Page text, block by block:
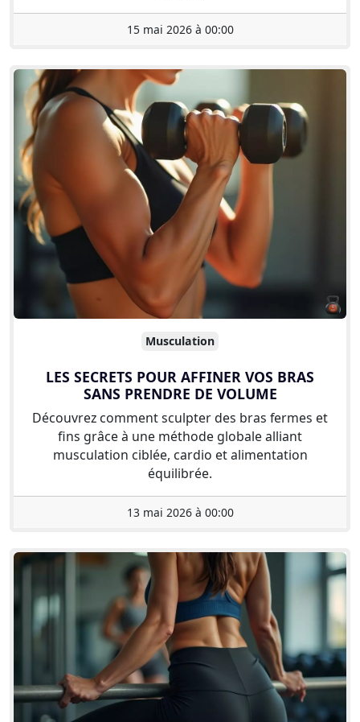
15 mai 2026 à 00:00
Musculation
LES SECRETS POUR AFFINER VOS BRAS
SANS PRENDRE DE VOLUME
Découvrez comment sculpter des bras fermes et
fins grâce à une méthode globale alliant
musculation ciblée, cardio et alimentation
équilibrée.
13 mai 2026 à 00:00